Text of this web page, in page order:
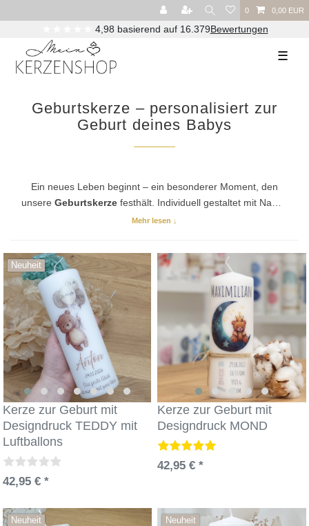
0 0,00 EUR
4,98 basierend auf 16.379Bewertungen
☰
Geburtskerze – personalisiert zur
Geburt deines Babys
Ein neues Leben beginnt – ein besonderer Moment, den
unsere Geburtskerzefesthält. Individuell gestaltet mit Name,
Geburtsdatum und Gewicht, für Jungen und Mädchen,
noch lange begleitet. Jetzt Geburtskerze gestalten.
Mehr lesen ↓
Neuheit
Kerze zur Geburt mit
Designdruck TEDDY mit
Luftballons
42,95 € *
Kerze zur Geburt mit
Designdruck MOND
42,95 € *
Neuheit Neuheit